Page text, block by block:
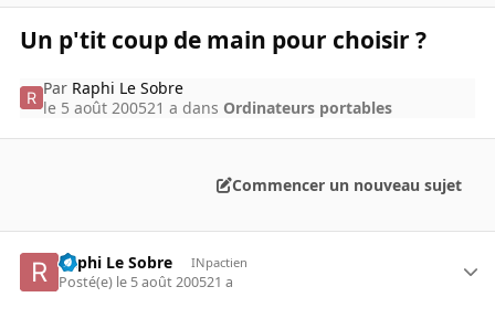
Un p'tit coup de main pour choisir ?
Par Raphi Le Sobre
le 5 août 200521 a dans Ordinateurs portables
Commencer un nouveau sujet
Raphi Le Sobre INpactien
Posté(e) le 5 août 200521 a